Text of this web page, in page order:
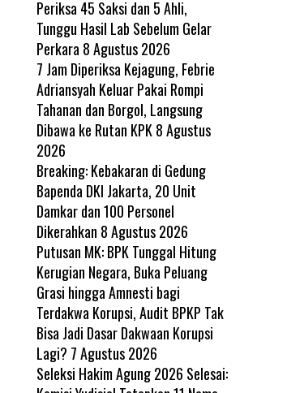
Periksa 45 Saksi dan 5 Ahli,
Tunggu Hasil Lab Sebelum Gelar
Perkara 8 Agustus 2026
7 Jam Diperiksa Kejagung, Febrie
Adriansyah Keluar Pakai Rompi
Tahanan dan Borgol, Langsung
Dibawa ke Rutan KPK 8 Agustus
2026
Breaking: Kebakaran di Gedung
Bapenda DKI Jakarta, 20 Unit
Damkar dan 100 Personel
Dikerahkan 8 Agustus 2026
Putusan MK: BPK Tunggal Hitung
Kerugian Negara, Buka Peluang
Grasi hingga Amnesti bagi
Terdakwa Korupsi, Audit BPKP Tak
Bisa Jadi Dasar Dakwaan Korupsi
Lagi? 7 Agustus 2026
Seleksi Hakim Agung 2026 Selesai: